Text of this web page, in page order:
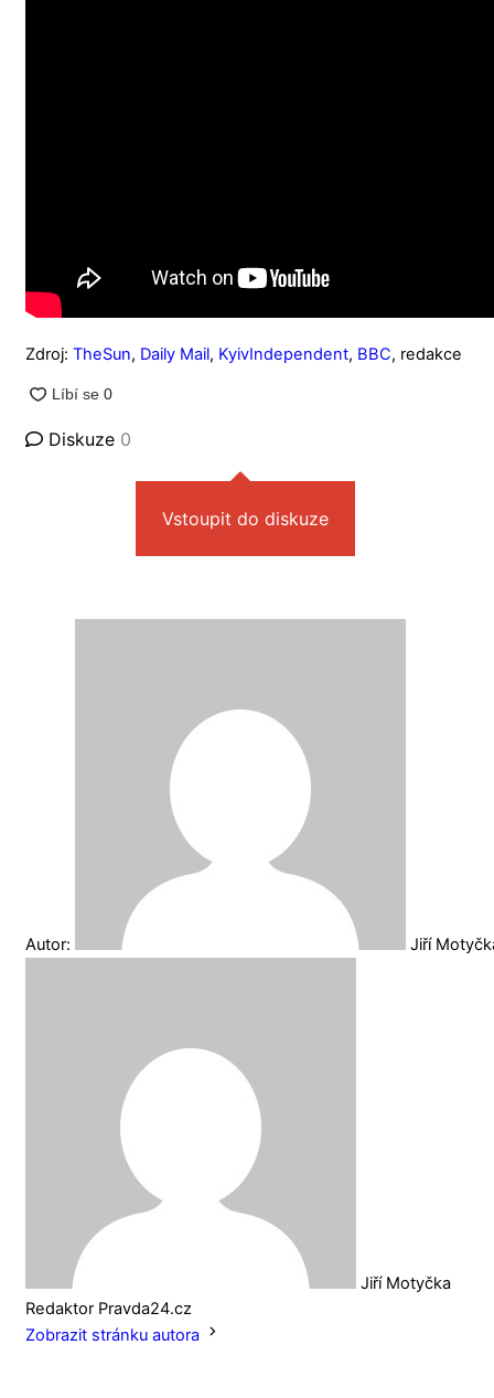
Zdroj: TheSun, Daily Mail, KyivIndependent, BBC, redakce
Diskuze 0
Vstoupit do diskuze
Autor: Jiří
Jiří Motyčka
Redaktor Pravda24.cz
Zobrazit stránku autora